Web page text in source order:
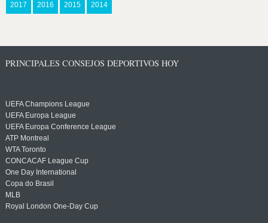
2017 2016 2015 2014
PRINCIPALES CONSEJOS DEPORTIVOS HOY
UEFA Champions League
UEFA Europa League
UEFA Europa Conference League
ATP Montreal
WTA Toronto
CONCACAF League Cup
One Day International
Copa do Brasil
MLB
Royal London One-Day Cup